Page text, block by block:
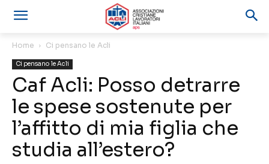
Home Ci pensano le Acli
Ci pensano le Acli
Caf Acli: Posso detrarre
le spese sostenute per
l’affitto di mia figlia che
studia all’estero?